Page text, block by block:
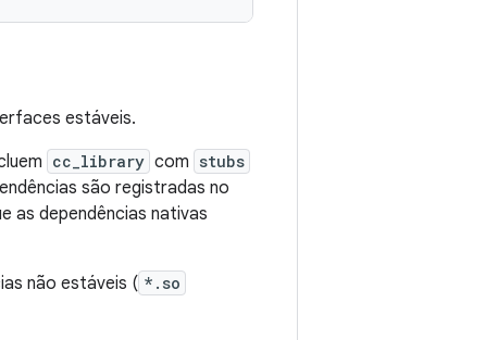
estáveis.
cc_library com stubs
são registradas no
as dependências nativas
não estáveis ( *.so